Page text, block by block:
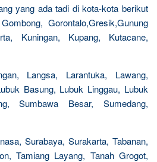
yang ada tadi di kota-kota berikut
Gorontalo,Gresik,Gunung
Kuningan, Kupang, Kutacane,
Langsa, Larantuka, Lawang,
Basung, Lubuk Linggau, Lubuk
Sumbawa Besar, Sumedang,
Surabaya, Surakarta, Tabanan,
Tamiang Layang, Tanah Grogot,